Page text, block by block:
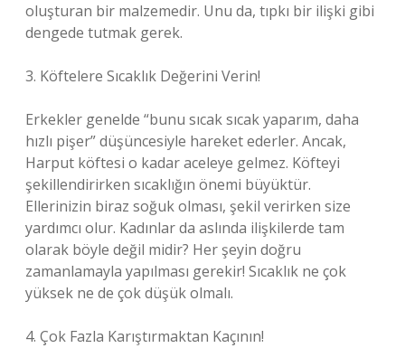
oluşturan bir malzemedir. Unu da, tıpkı bir ilişki gibi
dengede tutmak gerek.
3. Köftelere Sıcaklık Değerini Verin!
Erkekler genelde “bunu sıcak sıcak yaparım, daha
hızlı pişer” düşüncesiyle hareket ederler. Ancak,
Harput köftesi o kadar aceleye gelmez. Köfteyi
şekillendirirken sıcaklığın önemi büyüktür.
Ellerinizin biraz soğuk olması, şekil verirken size
yardımcı olur. Kadınlar da aslında ilişkilerde tam
olarak böyle değil midir? Her şeyin doğru
zamanlamayla yapılması gerekir! Sıcaklık ne çok
yüksek ne de çok düşük olmalı.
4. Çok Fazla Karıştırmaktan Kaçının!